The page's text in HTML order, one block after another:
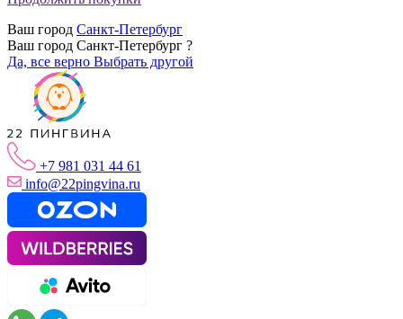
Ваш город Санкт-Петербург
Ваш город Санкт-Петербург ?
Да, все верно Выбрать другой
+7 981 031 44 61
info@22pingvina.ru